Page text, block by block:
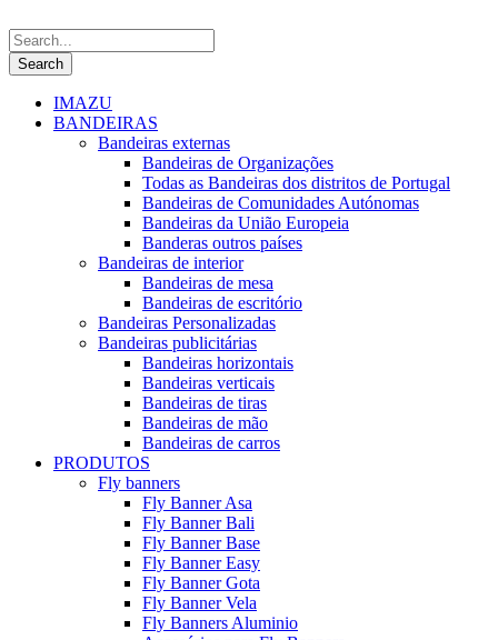
IMAZU
BANDEIRAS
Bandeiras externas
Bandeiras de Organizações
Todas as Bandeiras dos distritos de Portugal
Bandeiras de Comunidades Autónomas
Bandeiras da União Europeia
Banderas outros países
Bandeiras de interior
Bandeiras de mesa
Bandeiras de escritório
Bandeiras Personalizadas
Bandeiras publicitárias
Bandeiras horizontais
Bandeiras verticais
Bandeiras de tiras
Bandeiras de mão
Bandeiras de carros
PRODUTOS
Fly banners
Fly Banner Asa
Fly Banner Bali
Fly Banner Base
Fly Banner Easy
Fly Banner Gota
Fly Banner Vela
Fly Banners Aluminio